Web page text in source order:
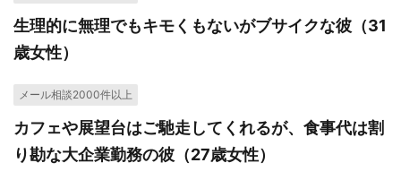
生理的に無理でもキモくもないがブサイクな彼（31
歳女性）
メール相談2000件以上
カフェや展望台はご馳走してくれるが、食事代は割
り勘な大企業勤務の彼（27歳女性）